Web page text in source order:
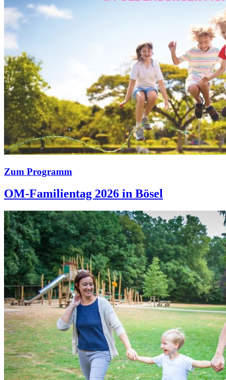
Zum Programm
OM-Familientag 2026 in Bösel